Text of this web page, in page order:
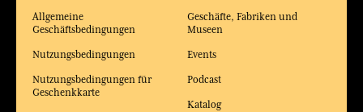
Allgemeine
Geschäftsbedingungen
Nutzungsbedingungen
Nutzungsbedingungen für
Geschenkkarte
Geschäfte, Fabriken und
Museen
Events
Podcast
Katalog